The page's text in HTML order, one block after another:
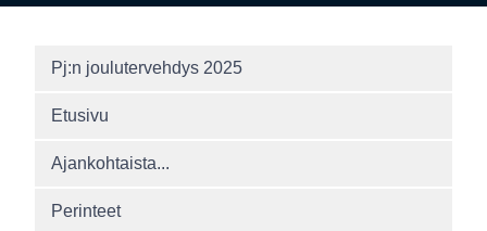
Pj:n joulutervehdys 2025
Etusivu
Ajankohtaista...
Perinteet